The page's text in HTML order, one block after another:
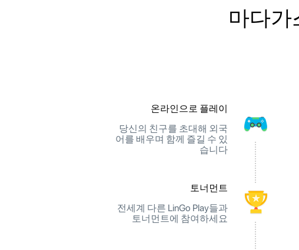
마다가
온라인으로 플레이
당신의 친구를 초대해 외국
어를 배우며 함께 즐길 수 있
습니다
토너먼트
전세계 다른 LinGo Play들과
토너먼트에 참여하세요